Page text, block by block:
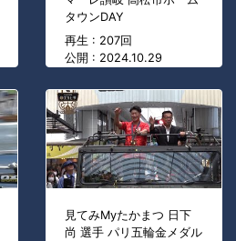
タウンDAY
再生 : 207回
公開 : 2024.10.29
見てみMyたかまつ 日下
尚 選手 パリ五輪金メダル